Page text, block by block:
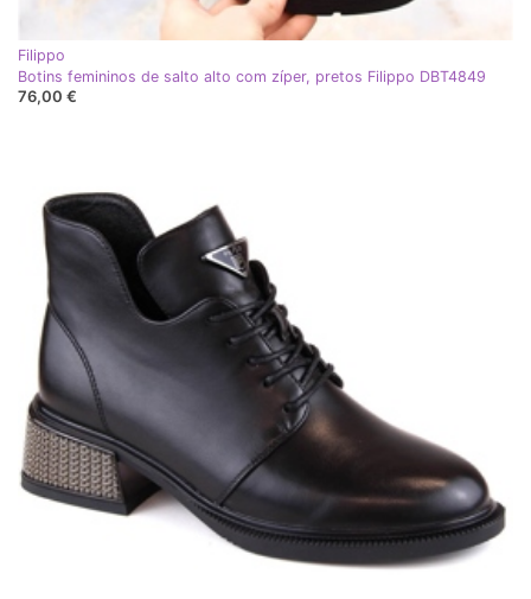
Filippo
Botins femininos de salto alto com zíper, pretos Filippo DBT4849
76,00 €